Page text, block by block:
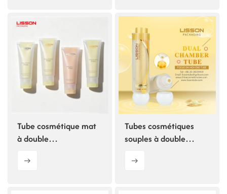
Tube cosmétique mat
à double
bouchon à clapet
Tubes cosmétiques
souples à double
30 ml